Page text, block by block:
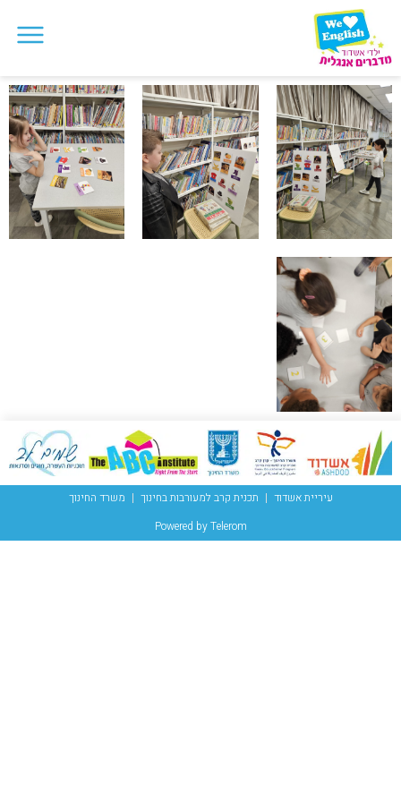
עיריית אשדוד תכנית קרב למעורבות בחינוך
משרד החינוך
Powered by Telerom